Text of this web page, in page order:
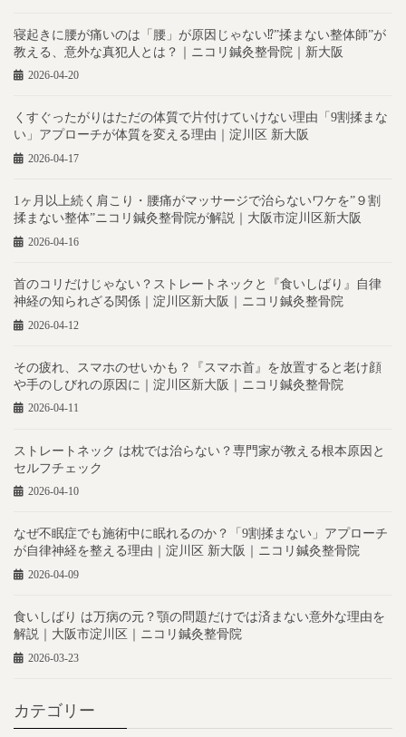
寝起きに腰が痛いのは「腰」が原因じゃない⁉︎”揉まない整体師”が
教える、意外な真犯人とは？｜ニコリ鍼灸整骨院｜新大阪
2026-04-20
くすぐったがりはただの体質で片付けていけない理由「9割揉まな
い」アプローチが体質を変える理由｜淀川区 新大阪
2026-04-17
1ヶ月以上続く肩こり・腰痛がマッサージで治らないワケを”９割
揉まない整体”ニコリ鍼灸整骨院が解説｜大阪市淀川区新大阪
2026-04-16
首のコリだけじゃない？ストレートネックと『食いしばり』自律
神経の知られざる関係｜淀川区新大阪｜ニコリ鍼灸整骨院
2026-04-12
その疲れ、スマホのせいかも？『スマホ首』を放置すると老け顔
や手のしびれの原因に｜淀川区新大阪｜ニコリ鍼灸整骨院
2026-04-11
ストレートネック は枕では治らない？専門家が教える根本原因と
セルフチェック
2026-04-10
なぜ不眠症でも施術中に眠れるのか？「9割揉まない」アプローチ
が自律神経を整える理由｜淀川区 新大阪｜ニコリ鍼灸整骨院
2026-04-09
食いしばり は万病の元？顎の問題だけでは済まない意外な理由を
解説｜大阪市淀川区｜ニコリ鍼灸整骨院
2026-03-23
カテゴリー